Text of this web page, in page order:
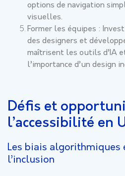
options de navigation
visuelles.
Former les équipes :
des designers et
maîtrisent les outils d’IA
l’importance d’un design
Défis et
l’accessibilité en
Les biais algorithmiques
l’inclusion